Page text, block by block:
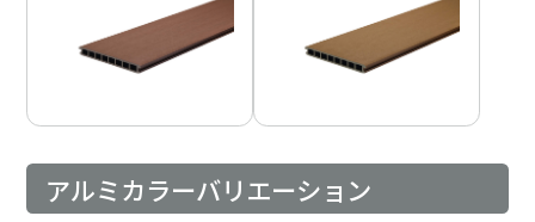
アルミカラーバリエーション